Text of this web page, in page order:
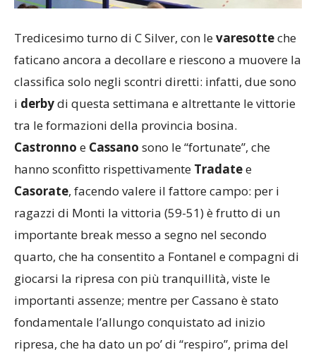
Tredicesimo turno di C Silver, con levaresotteche
faticano ancora a decollare e riescono a muovere la
classifica solo negli scontri diretti: infatti, due sono
i derbydi questa settimana e altrettante le vittorie
tra le formazioni della provincia bosina.
Castronno e Cassano sono le “fortunate”, che
hanno sconfitto rispettivamente Tradatee
Casorate, facendo valere il fattore campo: per i
ragazzi di Monti la vittoria (59-51) è frutto di un
importante break messo a segno nel secondo
quarto, che ha consentito a Fontanel e compagni di
giocarsi la ripresa con più tranquillità, viste le
importanti assenze; mentre per Cassano è stato
fondamentale l’allungo conquistato ad inizio
ripresa, che ha dato un po’ di “respiro”, prima del